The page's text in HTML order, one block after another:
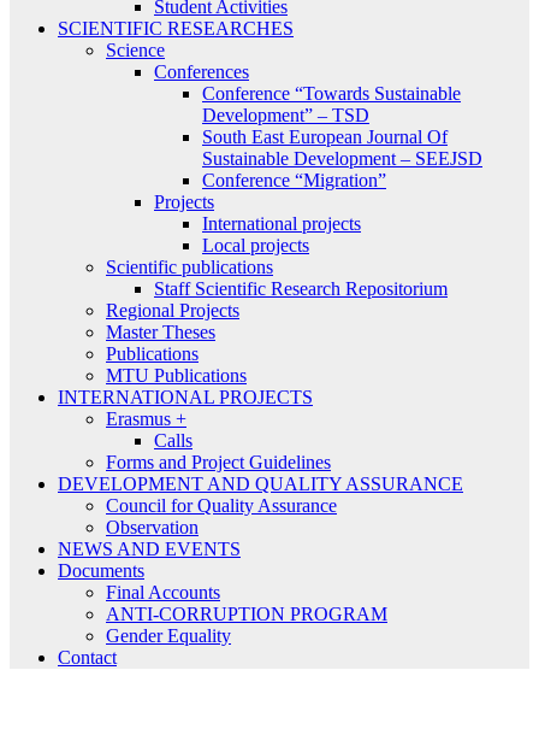
Student Activities
SCIENTIFIC RESEARCHES
Science
Conferences
Conference “Towards Sustainable
Development” – TSD
South East European Journal Of
Sustainable Development – SEEJSD
Conference “Migration”
Projects
International projects
Local projects
Scientific publications
Staff Scientific Research Repositorium
Regional Projects
Master Theses
Publications
MTU Publications
INTERNATIONAL PROJECTS
Erasmus +
Calls
Forms and Project Guidelines
DEVELOPMENT AND QUALITY ASSURANCE
Council for Quality Assurance
Observation
NEWS AND EVENTS
Documents
Final Accounts
ANTI-CORRUPTION PROGRAM
Gender Equality
Contact